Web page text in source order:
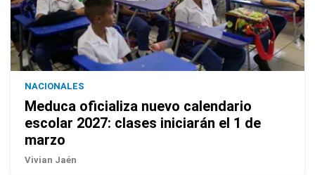
NACIONALES
Meduca oficializa nuevo calendario
escolar 2027: clases iniciarán el 1 de
marzo
Vivian Jaén